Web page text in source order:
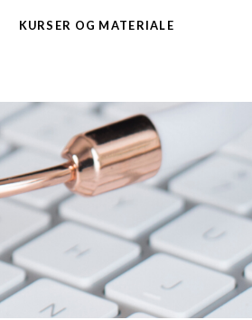
KURSER OG MATERIALE